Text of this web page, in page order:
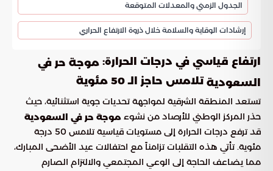
الجدول الزمني والمعدلات المتوقعة
إرشادات الوقاية والسلامة خلال ذروة الارتفاع الحراري
ارتفاع قياسي في درجات الحرارة: موجة حر في
السعودية تلامس حاجز الـ 50 مئوية
تستعد المنطقة الشرقية لمواجهة تحديات جوية استثنائية، حيث
حذر المركز الوطني للأرصاد من نشوء موجة حر في السعودية
قد ترفع درجات الحرارة إلى مستويات قياسية تلامس 50 درجة
مئوية. تأتي هذه التقلبات تزامناً مع احتفالات عيد الأضحى المبارك،
مما يضاعف الحاجة إلى الوعي المجتمعي والالتزام الصارم